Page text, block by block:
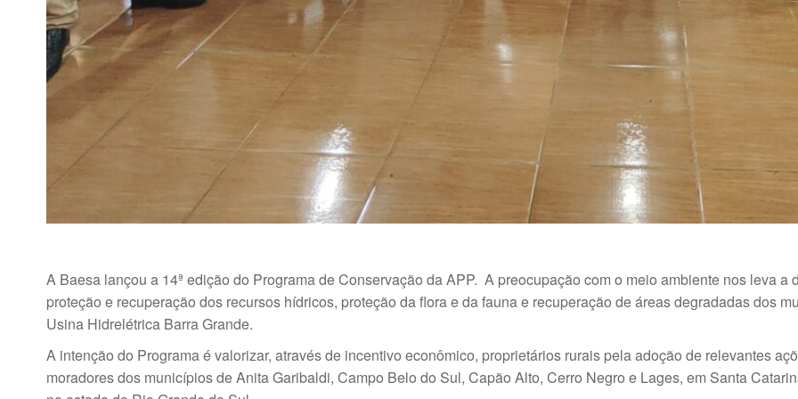
A Baesa lançou a 14ª edição do Programa de Conservação da APP. A preocupação com o meio ambiente nos leva
proteção e recuperação dos recursos hídricos, proteção da flora e da fauna e recuperação de áreas degradadas dos
Usina Hidrelétrica Barra Grande.
A intenção do Programa é valorizar, através de incentivo econômico, proprietários rurais pela adoção de relevantes
moradores dos municípios de Anita Garibaldi, Campo Belo do Sul, Capão Alto, Cerro Negro e Lages, em Santa